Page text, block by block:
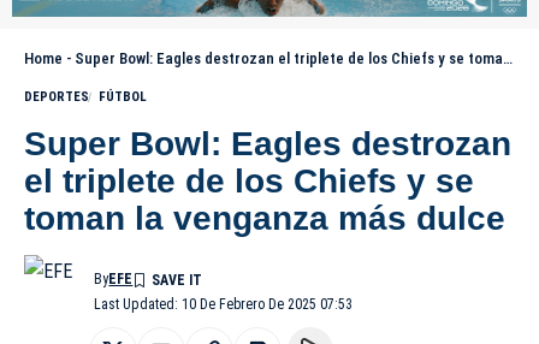
Home - Super Bowl: Eagles destrozan el triplete de los Chiefs y se toman la venganza más dulce
DEPORTES FÚTBOL
Super Bowl: Eagles destrozan
el triplete de los Chiefs y se
toman la venganza más dulce
Last Updated: 10 De Febrero De 2025 07:53
ByEFE